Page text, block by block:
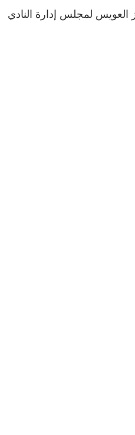
العويس لمجلس إدارة النادي